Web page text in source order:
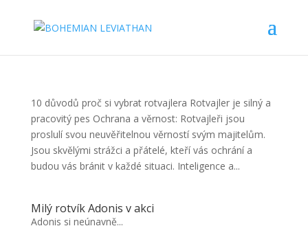
10 důvodů proč si vybrat rotvajlera Rotvajler je silný a
pracovitý pes Ochrana a věrnost: Rotvajleři jsou
proslulí svou neuvěřitelnou věrností svým majitelům.
Jsou skvělými strážci a přátelé, kteří vás ochrání a
budou vás bránit v každé situaci. Inteligence a...
Milý rotvík Adonis v akci
Adonis si neúnavně...